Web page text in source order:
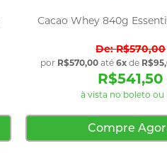
Cacao Whey 840g
R$570,00
por R$570,00até 6xde
R$541,50
à vista no boleto ou
Compre